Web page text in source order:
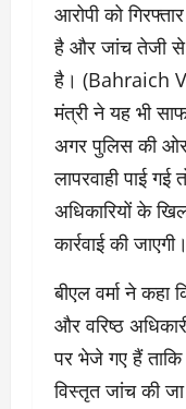
आरोपी को
है और जांच तेजी
है। (Bahraich
मंत्री ने यह भी
अगर पुलिस की
लापरवाही पाई गई
अधिकारियों के
कार्रवाई की जाएगी।
बीएल वर्मा ने
और वरिष्ठ
पर भेजे गए हैं
विस्तृत जांच की